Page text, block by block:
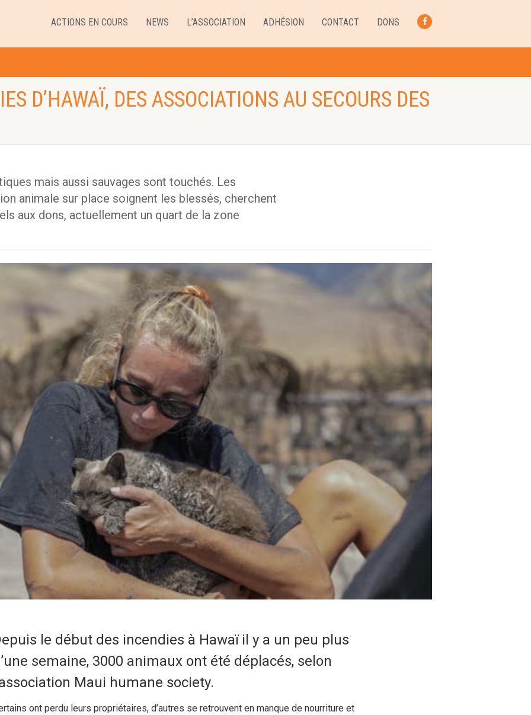
ACTIONS EN COURS NEWS L’ASSOCIATION ADHÉSION CONTACT DONS
D’HAWAÏ, DES ASSOCIATIONS AU SECOURS DES
mais aussi sauvages sont touchés. Les
animale sur place soignent les blessés, cherchent
aux dons, actuellement un quart de la zone
le début des incendies à Hawaï il y a un peu plus
semaine, 3000 animaux ont été déplacés, selon
Maui humane society.
ont perdu leurs propriétaires, d’autres se retrouvent en manque de nourriture et